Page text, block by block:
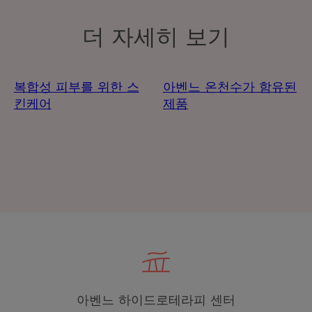
더 자세히 보기
복합성 피부를 위한 스
킨케어
아벤느 온천수가 함유된
제품
아벤느 하이드로테라피 센터